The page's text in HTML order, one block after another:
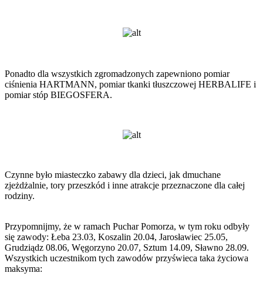
Ponadto dla wszystkich zgromadzonych zapewniono pomiar
ciśnienia HARTMANN, pomiar tkanki tłuszczowej HERBALIFE i
pomiar stóp BIEGOSFERA.
Czynne było miasteczko zabawy dla dzieci, jak dmuchane
zjeżdżalnie, tory przeszkód i inne atrakcje przeznaczone dla całej
rodziny.
Przypomnijmy, że w ramach Puchar Pomorza, w tym roku odbyły
się zawody: Łeba 23.03, Koszalin 20.04, Jarosławiec 25.05,
Grudziądz 08.06, Węgorzyno 20.07, Sztum 14.09, Sławno 28.09.
Wszystkich uczestnikom tych zawodów przyświeca taka życiowa
maksyma: